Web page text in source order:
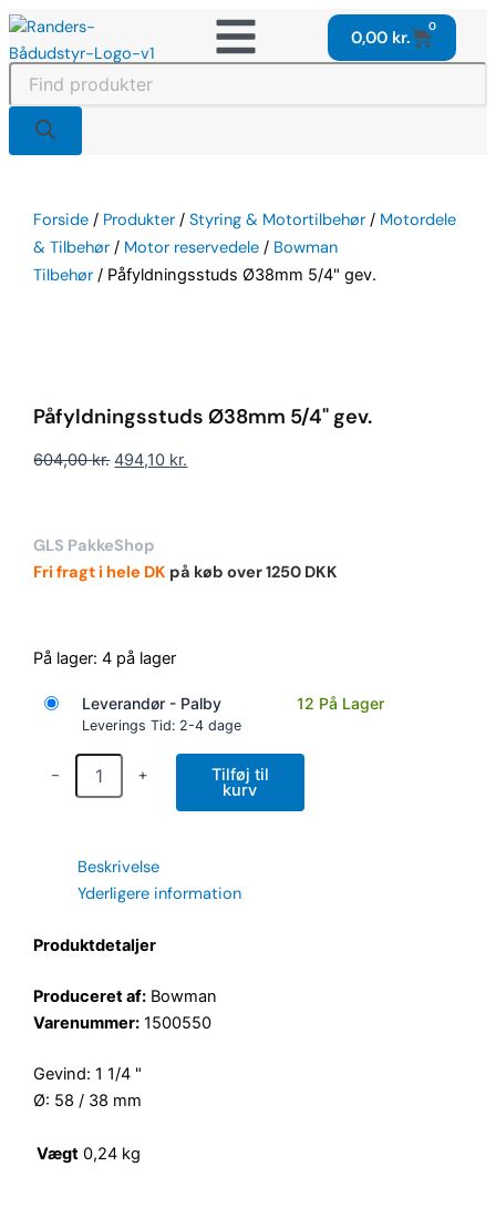
Gå
til
indholdet
0,00 kr. 0
Kurv
Products
search
Forside / Produkter /Styring & Motortilbehør / Motordele
& Tilbehør / Motor reservedele / Bowman
Tilbehør / Påfyldningsstuds Ø38mm 5/4" gev.
Påfyldningsstuds Ø38mm 5/4" gev.
604,00kr.Den
var:
604,00 kr..
494,10 kr.
494,10 kr..
GLS PakkeShop
Fri fragt i hele DK på køb over 1250 DKK
På lager: 4 på lager
Leverandør - Palby
Leverings Tid: 2-4 dage
12 På Lager
-
Påfyldningsstuds
5/4"
+ Tilføj til
kurv
Beskrivelse
Yderligere information
Produktdetaljer
Produceret af: Bowman
Varenummer: 1500550
Gevind: 1 1/4 "
Ø: 58 / 38 mm
Vægt 0,24 kg